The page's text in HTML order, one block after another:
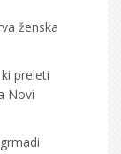
ženska
preleti
Novi